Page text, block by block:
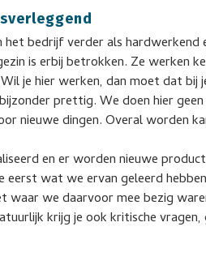
bedrijf verder als hardwerkend
is erbij betrokken. Ze werken
je hier werken, dan moet dat bij
prettig. We doen hier
nieuwe dingen. Overal worden
en er worden nieuwe
eerst wat we ervan geleerd
waar we daarvoor mee bezig
krijg je ook kritische